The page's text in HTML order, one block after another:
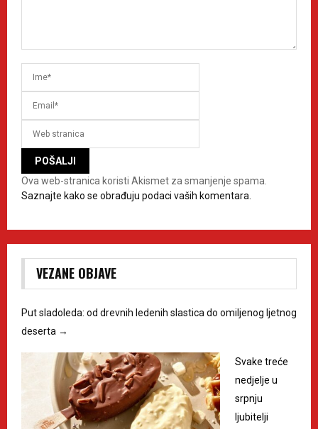
Ova web-stranica koristi Akismet za smanjenje spama.
Saznajte kako se obrađuju podaci vaših komentara.
VEZANE OBJAVE
Put sladoleda: od drevnih ledenih slastica do omiljenog ljetnog
deserta →
Svake treće
nedjelje u
srpnju
ljubitelji